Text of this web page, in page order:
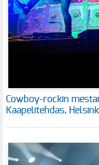
Cowboy-rockin
Kaapelitehdas,